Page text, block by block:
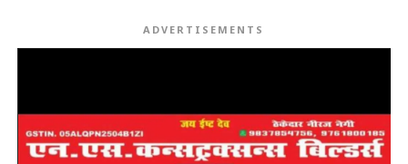
ADVERTISEMENTS